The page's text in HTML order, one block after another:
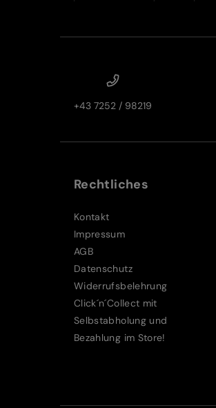
+43 7252 / 98219
Rechtliches
Kontakt
Impressum
AGB
Datenschutz
Widerrufsbelehrung
Click´n´Collect mit
Selbstabholung und
Bezahlung im Store!